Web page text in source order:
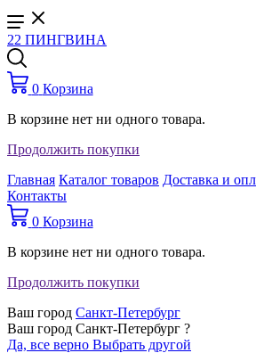
22 ПИНГВИНА
0 Корзина
В корзине нет ни одного товара.
Продолжить покупки
Главная Каталог товаров Доставка и
Контакты
0 Корзина
В корзине нет ни одного товара.
Продолжить покупки
Ваш город Санкт-Петербург
Ваш город Санкт-Петербург ?
Да, все верно Выбрать другой